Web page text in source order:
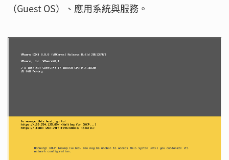
（Guest OS）、應用系統與服務。